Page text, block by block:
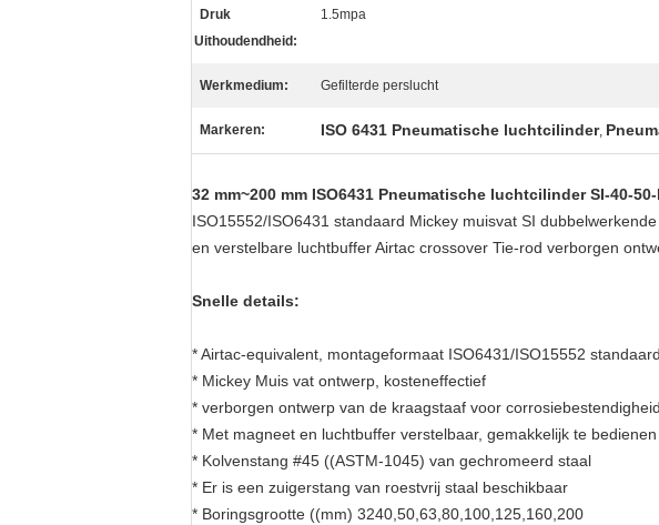
Druk
Uithoudendheid:
1.5mpa
Werkmedium: Gefilterde perslucht
Markeren: ISO 6431 Pneumatische luchtcilinder,
32 mm~200 mm ISO6431 Pneumatische luchtcilinder SI-40-
ISO15552/ISO6431 standaard Mickey muisvat SI
en verstelbare luchtbuffer Airtac crossover Tie-rod verborgen
Snelle details:
* Airtac-equivalent, montageformaat ISO6431/ISO15552
* Mickey Muis vat ontwerp, kosteneffectief
* verborgen ontwerp van de kraagstaaf voor corrosiebestendigheid
* Met magneet en luchtbuffer verstelbaar, gemakkelijk te
* Kolvenstang #45 ((ASTM-1045) van gechromeerd staal
* Er is een zuigerstang van roestvrij staal beschikbaar
* Boringsgrootte ((mm) 3240,50,63,80,100,125,160,200